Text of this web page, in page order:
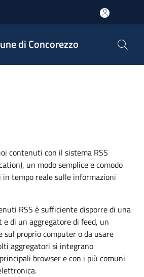
di Concorezzo
contenuti con il sistema RSS
un modo semplice e comodo
tempo reale sulle informazioni
RSS è sufficiente disporre di una
di un aggregatore di feed, un
sul proprio computer o da usare
aggregatori si integrano
browser e con i più comuni